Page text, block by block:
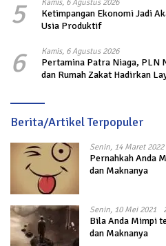
5 Kamis, 6 Agustus 2026
Ketimpangan Ekonomi Jadi
Usia Produktif
6 Kamis, 6 Agustus 2026
Pertamina Patra Niaga, PLN
dan Rumah Zakat Hadirkan
Berita/Artikel Terpopuler
Senin, 14 Maret 2022
Pernahkah Anda
dan Maknanya
Senin, 10 Mei 2021
Bila Anda Mimpi
dan Maknanya